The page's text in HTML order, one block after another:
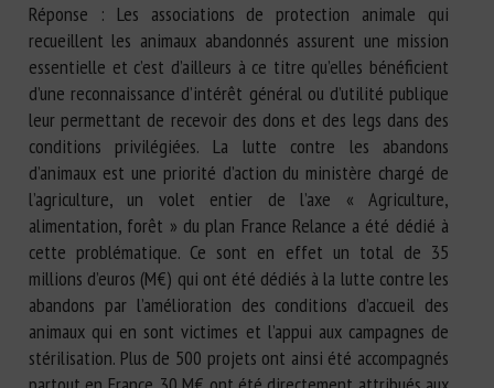
Réponse : Les associations de protection animale qui
recueillent les animaux abandonnés assurent une mission
essentielle et c’est d’ailleurs à ce titre qu’elles bénéficient
d’une reconnaissance d’intérêt général ou d’utilité publique
leur permettant de recevoir des dons et des legs dans des
conditions privilégiées. La lutte contre les abandons
d’animaux est une priorité d’action du ministère chargé de
l’agriculture, un volet entier de l’axe « Agriculture,
alimentation, forêt » du plan France Relance a été dédié à
cette problématique. Ce sont en effet un total de 35
millions d’euros (M€) qui ont été dédiés à la lutte contre les
abandons par l’amélioration des conditions d’accueil des
animaux qui en sont victimes et l’appui aux campagnes de
stérilisation. Plus de 500 projets ont ainsi été accompagnés